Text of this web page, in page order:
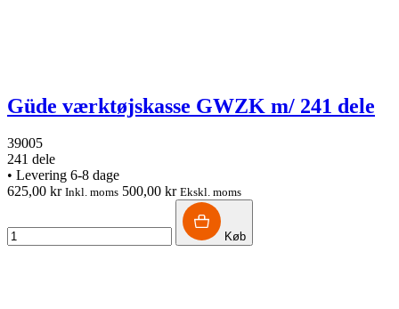
Güde værktøjskasse GWZK m/ 241 dele
39005
241 dele
• Levering 6-8 dage
625,00 kr Inkl. moms 500,00 kr Ekskl. moms
Køb